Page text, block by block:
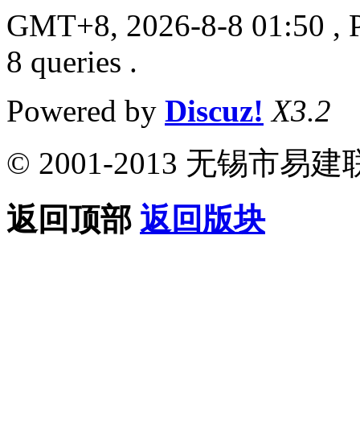
GMT+8, 2026-8-8 01:50 ,
8 queries .
Powered by Discuz! X3.2
© 2001-2013 无锡市易建
返回顶部 返回版块